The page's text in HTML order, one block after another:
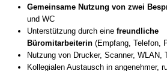
Gemeinsame Nutzung von zwei
und WC
Unterstützung durch eine freundliche
Büromitarbeiterin (Empfang, Telefon,
Nutzung von Drucker, Scanner, WLAN,
Kollegialen Austausch in angenehmer,